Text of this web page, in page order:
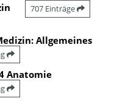
707 Einträge
Allgemeines
Anatomie